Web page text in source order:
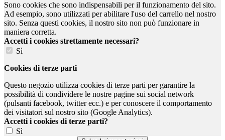
Sono cookies che sono indispensabili per il funzionamento del sito.
Ad esempio, sono utilizzati per abilitare l'uso del carrello nel nostro
sito. Senza questi cookies, il nostro sito non può funzionare in
maniera corretta.
Accetti i cookies strettamente necessari?
Sì
Cookies di terze parti
Questo negozio utilizza cookies di terze parti per garantire la
possibilità di condividere le nostre pagine sui social network
(pulsanti facebook, twitter ecc.) e per conoscere il comportamento
dei visitatori sul nostro sito (Google Analytics).
Accetti i cookies di terze parti?
Sì